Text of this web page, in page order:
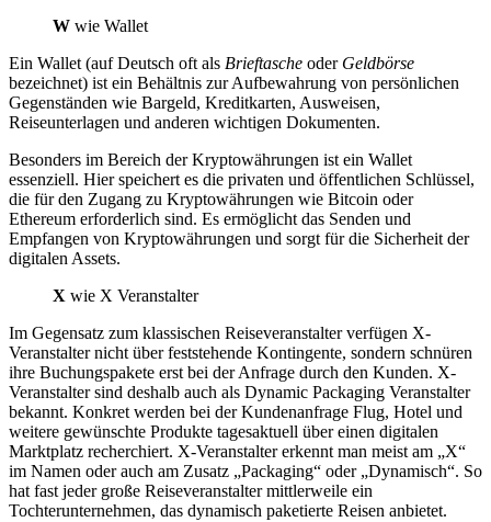
W wie Wallet
Ein Wallet (auf Deutsch oft als Brieftasche oder Geldbörse
bezeichnet) ist ein Behältnis zur Aufbewahrung von persönlichen
Gegenständen wie Bargeld, Kreditkarten, Ausweisen,
Reiseunterlagen und anderen wichtigen Dokumenten.
Besonders im Bereich der Kryptowährungen ist ein Wallet
essenziell. Hier speichert es die privaten und öffentlichen Schlüssel,
die für den Zugang zu Kryptowährungen wie Bitcoin oder
Ethereum erforderlich sind. Es ermöglicht das Senden und
Empfangen von Kryptowährungen und sorgt für die Sicherheit der
digitalen Assets.
X wie X Veranstalter
Im Gegensatz zum klassischen Reiseveranstalter verfügen X-
Veranstalter nicht über feststehende Kontingente, sondern schnüren
ihre Buchungspakete erst bei der Anfrage durch den Kunden. X-
Veranstalter sind deshalb auch als Dynamic Packaging Veranstalter
bekannt. Konkret werden bei der Kundenanfrage Flug, Hotel und
weitere gewünschte Produkte tagesaktuell über einen digitalen
Marktplatz recherchiert. X-Veranstalter erkennt man meist am „X“
im Namen oder auch am Zusatz „Packaging“ oder „Dynamisch“. So
hat fast jeder große Reiseveranstalter mittlerweile ein
Tochterunternehmen, das dynamisch paketierte Reisen anbietet.